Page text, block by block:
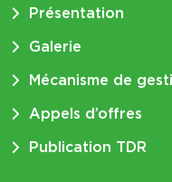
Présentation
Galerie
Mécanisme de
Appels d’offres
Publication TDR